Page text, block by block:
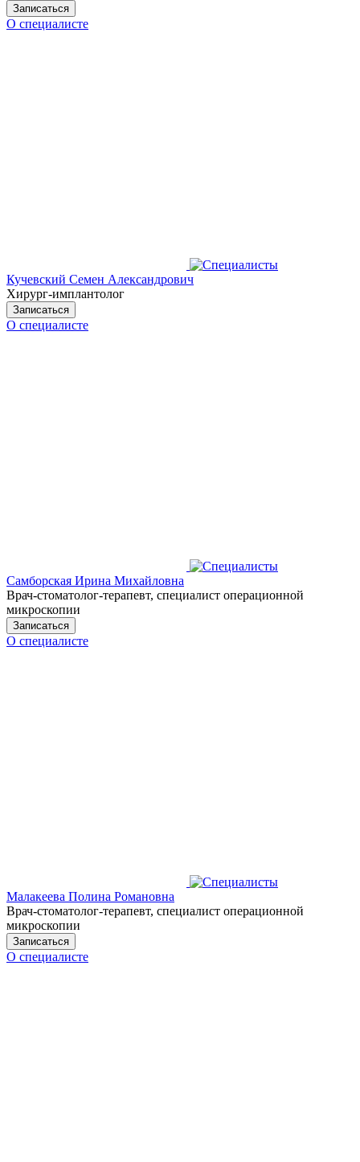
Записаться
О специалисте
Кучевский Семен Александрович
Хирург-имплантолог
Записаться
О специалисте
Самборская Ирина Михайловна
Врач-стоматолог-терапевт, специалист операционной
микроскопии
Записаться
О специалисте
Малакеева Полина Романовна
Врач-стоматолог-терапевт, специалист операционной
микроскопии
Записаться
О специалисте